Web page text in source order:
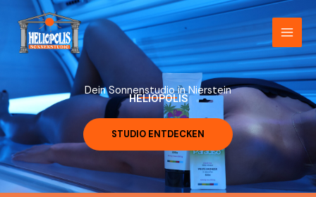
Inhalt
springen
Dein Sonnenstudio in Nierstein
HELIOPOLIS
STUDIO ENTDECKEN